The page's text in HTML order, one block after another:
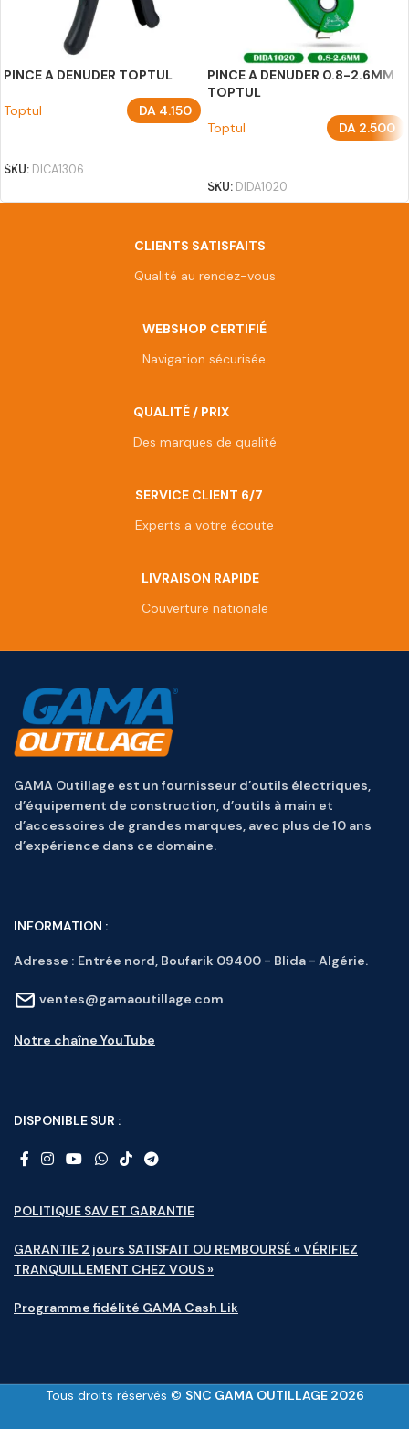
PINCE A DENUDER TOPTUL
Toptul DA 4.150
SKU: DICA1306
PINCE A DENUDER 0.8-2.6MM
TOPTUL
Toptul DA 2.500
SKU: DIDA1020
CLIENTS SATISFAITS
Qualité au rendez-vous
WEBSHOP CERTIFIÉ
Navigation sécurisée
QUALITÉ / PRIX
Des marques de qualité
SERVICE CLIENT 6/7
Experts a votre écoute
LIVRAISON RAPIDE
Couverture nationale
GAMA Outillage est un fournisseur d’outils électriques,
d’équipement de construction, d’outils à main et
d’accessoires de grandes marques, avec plus de 10 ans
d’expérience dans ce domaine.
INFORMATION :
Adresse : Entrée nord, Boufarik 09400 - Blida - Algérie.
ventes@gamaoutillage.com
Notre chaîne YouTube
DISPONIBLE SUR :
POLITIQUE SAV ET GARANTIE
GARANTIE 2 jours SATISFAIT OU REMBOURSÉ « VÉRIFIEZ
TRANQUILLEMENT CHEZ VOUS »
Programme fidélité GAMA Cash Lik
Tous droits réservés © SNC GAMA OUTILLAGE 2026